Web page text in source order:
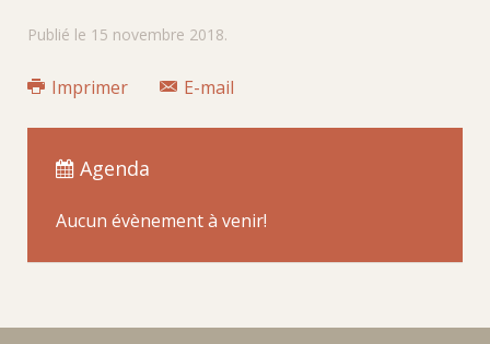
Publié le 15 novembre 2018.
Imprimer E-mail
Agenda
Aucun évènement à venir!